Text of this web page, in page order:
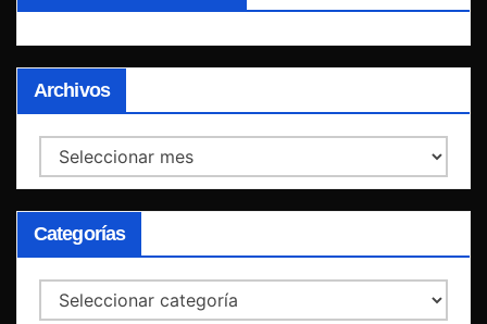
Archivos
Archivos
Categorías
Categorías